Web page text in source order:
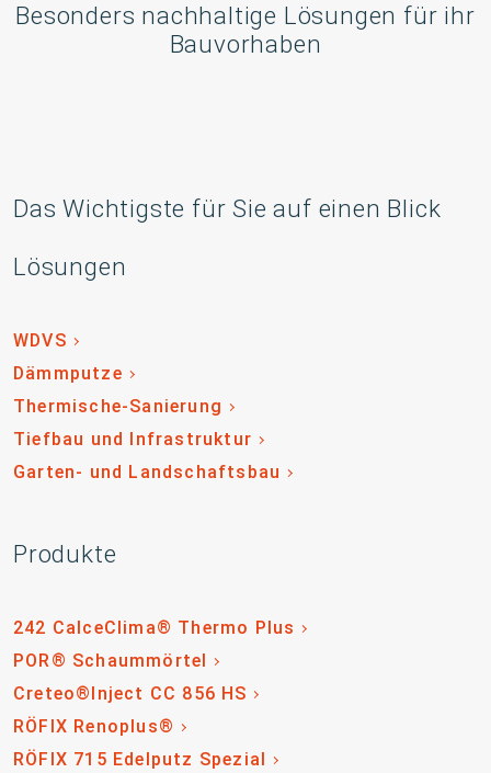
Besonders nachhaltige Lösungen für ihr
Bauvorhaben
Das Wichtigste für Sie auf einen Blick
Lösungen
WDVS
Dämmputze
Thermische-Sanierung
Tiefbau und Infrastruktur
Garten- und Landschaftsbau
Produkte
242 CalceClima® Thermo Plus
POR® Schaummörtel
Creteo®Inject CC 856 HS
RÖFIX Renoplus®
RÖFIX 715 Edelputz Spezial